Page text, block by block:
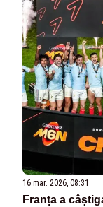
16 mar. 2026, 08:31
Franța a